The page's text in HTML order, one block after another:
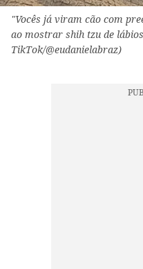
"Vocês já viram cão com
ao mostrar shih tzu de
TikTok/@eudanielabraz)